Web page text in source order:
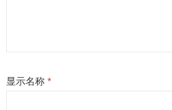
显示名称 *